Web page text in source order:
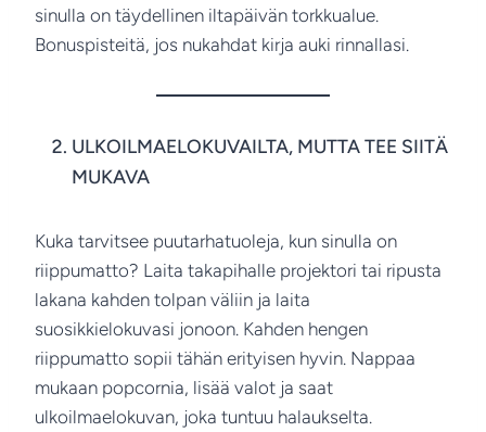
sinulla on täydellinen iltapäivän torkkualue.
Bonuspisteitä, jos nukahdat kirja auki rinnallasi.
ULKOILMAELOKUVAILTA, MUTTA TEE SIITÄ
MUKAVA
Kuka tarvitsee puutarhatuoleja, kun sinulla on
riippumatto? Laita takapihalle projektori tai ripusta
lakana kahden tolpan väliin ja laita
suosikkielokuvasi jonoon. Kahden hengen
riippumatto sopii tähän erityisen hyvin. Nappaa
mukaan popcornia, lisää valot ja saat
ulkoilmaelokuvan, joka tuntuu halaukselta.